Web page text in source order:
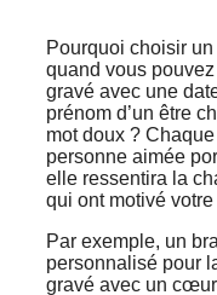
Pourquoi choisir
quand vous
gravé avec une
prénom d’un être
mot doux ?
personne aimée
elle ressentira la
qui ont motivé
Par exemple, un
personnalisé pour
gravé avec un